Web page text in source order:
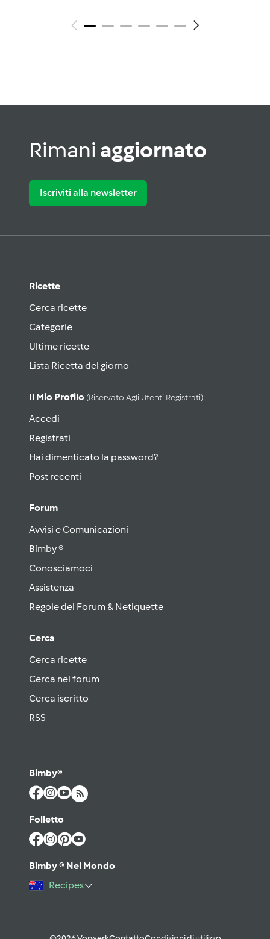
Rimani aggiornato
Iscriviti alla newsletter
Ricette
Cerca ricette
Categorie
Ultime ricette
Lista Ricetta del giorno
Il Mio Profilo (riservato Agli Utenti Registrati)
Accedi
Registrati
Hai dimenticato la password?
Post recenti
Forum
Avvisi e Comunicazioni
Bimby ®
Conosciamoci
Assistenza
Regole del Forum & Netiquette
Cerca
Cerca ricette
Cerca nel forum
Cerca iscritto
RSS
Bimby®
Folletto
Bimby ® Nel Mondo
Recipes